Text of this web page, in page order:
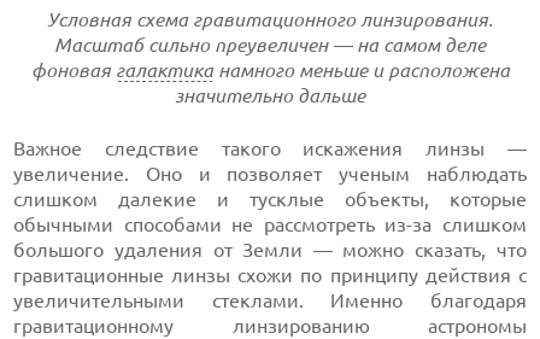
Условная схема гравитационного линзирования.
Масштаб сильно преувеличен — на самом деле
фоновая галактиканамного меньше и расположена
значительно дальше
Важное следствие такого искажения линзы —
увеличение. Оно и позволяет ученым наблюдать
слишком далекие и тусклые объекты, которые
обычными способами не рассмотреть из-за слишком
большого удаления от Земли — можно сказать, что
гравитационные линзы схожи по принципу действия с
увеличительными стеклами. Именно благодаря
гравитационному линзированию астрономы